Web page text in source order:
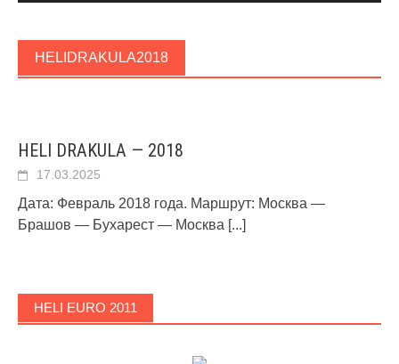
HELIDRAKULA2018
HELI DRAKULA — 2018
17.03.2025
Дата: Февраль 2018 года. Маршрут: Москва —
Брашов — Бухарест — Москва [...]
HELI EURO 2011